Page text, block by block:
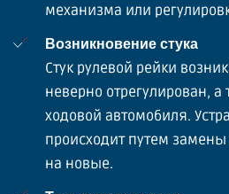
механизма или
Возникновение стука
Стук рулевой рейки
неверно отрегулирован,
ходовой автомобиля.
происходит путем
на новые.